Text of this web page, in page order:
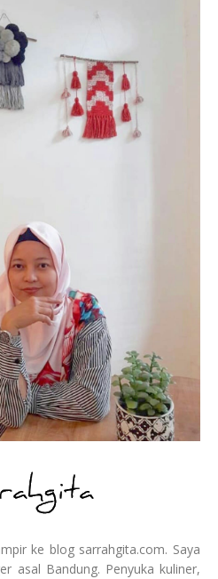
ke blog sarrahgita.com. Saya
asal Bandung. Penyuka kuliner,